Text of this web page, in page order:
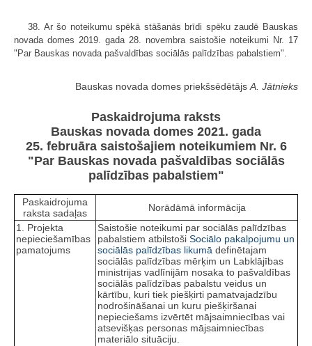
38. Ar šo noteikumu spēkā stāšanās brīdi spēku zaudē Bauskas
novada domes 2019. gada 28. novembra saistošie noteikumi Nr. 17
"Par Bauskas novada pašvaldības sociālās palīdzības pabalstiem".
Bauskas novada domes priekšsēdētājs A. Jātnieks
Paskaidrojuma raksts
Bauskas novada domes 2021. gada
25. februāra saistošajiem noteikumiem Nr. 6
"Par Bauskas novada pašvaldības sociālās
palīdzības pabalstiem"
Paskaidrojuma
raksta sadaļas
Norādāmā informācija
1. Projekta
nepieciešamības
pamatojums
Saistošie noteikumi par sociālās palīdzības
pabalstiem atbilstoši Sociālo pakalpojumu un
sociālās palīdzības likumā definētajam
sociālās palīdzības mērķim un Labklājības
ministrijas vadlīnijām nosaka to pašvaldības
sociālās palīdzības pabalstu veidus un
kārtību, kuri tiek piešķirti pamatvajadzību
nodrošināšanai un kuru piešķiršanai
nepieciešams izvērtēt mājsaimniecības vai
atsevišķas personas mājsaimniecības
materiālo situāciju.